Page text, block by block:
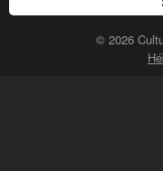
© 2026